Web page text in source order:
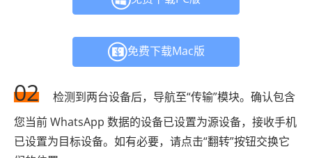
免费下载Mac版
02
检测到两台设备后，导航至“传输”模块。确认包含
您当前 WhatsApp 数据的设备已设置为源设备，接收手机
已设置为目标设备。如有必要，请点击“翻转”按钮交换它